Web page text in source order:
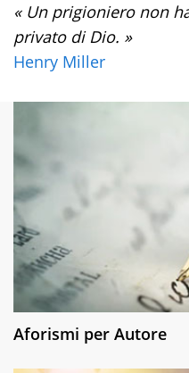
« Un prigioniero non
privato di Dio. »
Henry Miller
Aforismi per Autore